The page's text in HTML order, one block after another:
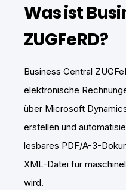
Was ist
ZUGFeRD?
Business Central
elektronische
über Microsoft
erstellen und
lesbares PDF/A-3-
XML-Datei für
wird.